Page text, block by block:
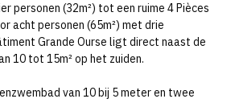
personen (32m²) tot een ruime 4 Pièces
acht personen (65m²) met drie
Grande Ourse ligt direct naast de
10 tot 15m² op het zuiden.
van 10 bij 5 meter en twee